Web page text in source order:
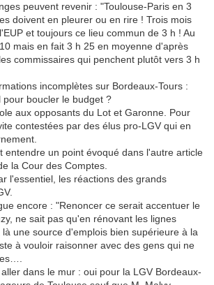
peuvent revenir : "Toulouse-Paris en 3
doivent en pleurer ou en rire ! Trois mois
et toujours ce lieu commun de 3 h ! Au
mais en fait 3 h 25 en moyenne d'après
commissaires qui penchent plutôt vers 3 h
incomplètes sur Bordeaux-Tours :
boucler le budget ?
aux opposants du Lot et Garonne. Pour
contestées par des élus pro-LGV qui en
entendre un point évoqué dans l'autre article
la Cour des Comptes.
l'essentiel, les réactions des grands
encore : "Renoncer ce serait accentuer le
ne sait pas qu'en rénovant les lignes
une source d'emplois bien supérieure à la
à vouloir raisonner avec des gens qui ne
dans le mur : oui pour la LGV Bordeaux-